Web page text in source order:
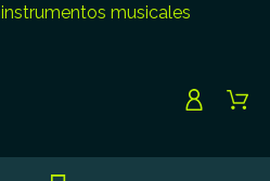
instrumentos musicales